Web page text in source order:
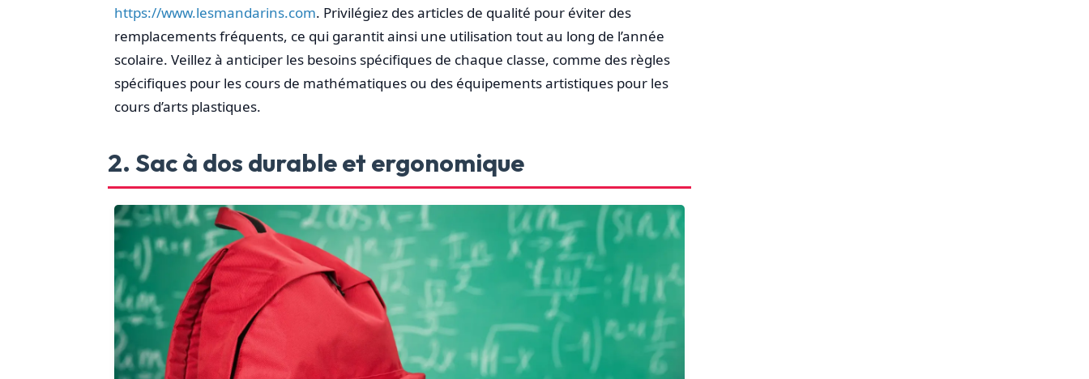
https://www.lesmandarins.com. Privilégiez des articles de qualité pour éviter des
remplacements fréquents, ce qui garantit ainsi une utilisation tout au long de l’année
scolaire. Veillez à anticiper les besoins spécifiques de chaque classe, comme des règles
spécifiques pour les cours de mathématiques ou des équipements artistiques pour les
cours d’arts plastiques.
2. Sac à dos durable et ergonomique